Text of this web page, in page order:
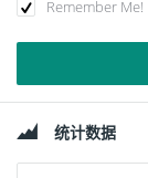
Remember Me!
栏
统计数据